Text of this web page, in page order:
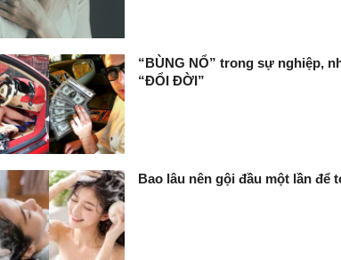
“BÙNG NỔ” trong sự nghiệp,
“ĐỔI ĐỜI”
Bao lâu nên gội đầu một lần để